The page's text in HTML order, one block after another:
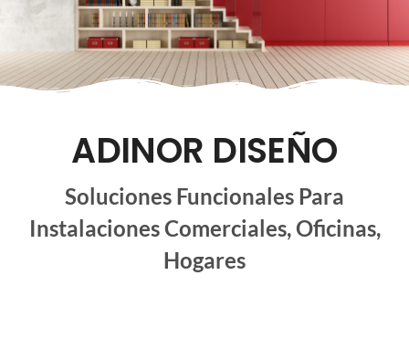
ADINOR DISEÑO
Soluciones Funcionales Para
Instalaciones Comerciales, Oficinas,
Hogares